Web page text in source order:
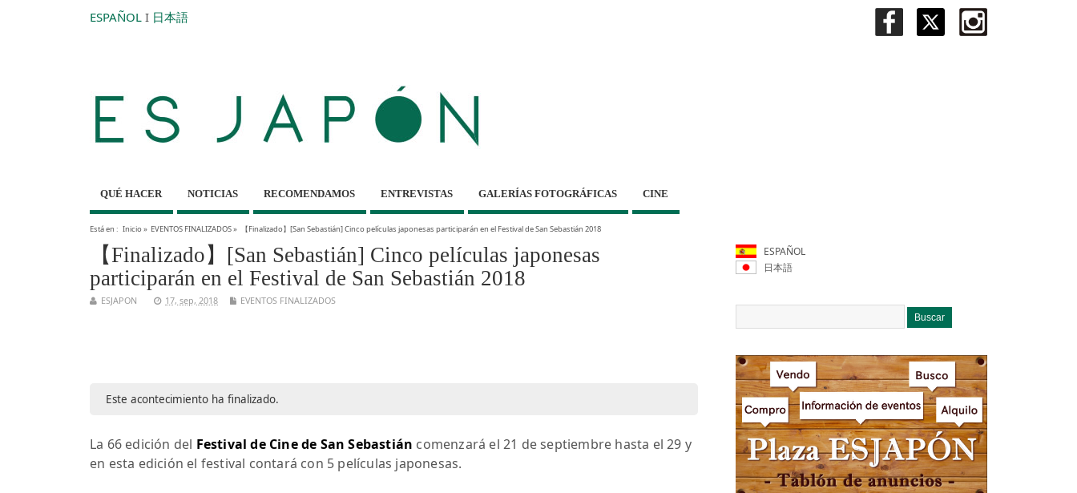
ESPAÑOL I 日本語
QUÉ HACER NOTICIAS RECOMENDAMOS ENTREVISTAS GALERÍAS FOTOGRÁFICAS CINE
Está en : Inicio» EVENTOS FINALIZADOS» 【Finalizado】[San Sebastián] Cinco películas japonesas participarán en el Festival de San Sebastián 2018
【Finalizado】[San Sebastián] Cinco películas japonesas
participarán en el Festival de San Sebastián 2018
ESJAPON 17, sep, 2018 EVENTOS FINALIZADOS
Este acontecimiento ha finalizado.
La 66 edición del Festival de Cine de San Sebastián comenzará el 21 de septiembre hasta el 29 y
en esta edición el festival contará con 5 películas japonesas.
ESPAÑOL
日本語